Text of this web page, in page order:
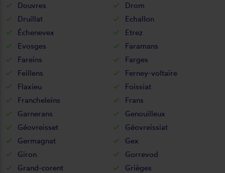
Douvres
Drom
Druillat
Echallon
Échenevex
Etrez
Evosges
Faramans
Fareins
Farges
Feillens
Ferney-voltaire
Flaxieu
Foissiat
Francheleins
Frans
Garnerans
Genouilleux
Géovreisset
Géovreissiat
Germagnat
Gex
Giron
Gorrevod
Grand-corent
Grièges